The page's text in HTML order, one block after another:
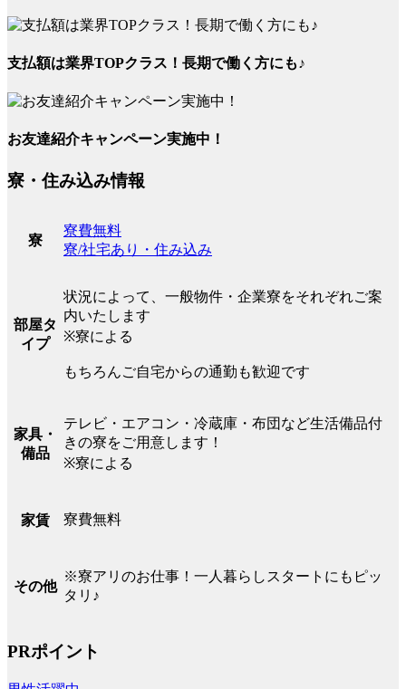
支払額は業界TOPクラス！長期で働く方にも♪
お友達紹介キャンペーン実施中！
寮・住み込み情報
寮
寮費無料
寮/社宅あり・住み込み
部屋タ
イプ
状況によって、一般物件・企業寮をそれぞれご案
内いたします
※寮による
もちろんご自宅からの通勤も歓迎です
家具・
備品
テレビ・エアコン・冷蔵庫・布団など生活備品付
きの寮をご用意します！
※寮による
家賃 寮費無料
その他
※寮アリのお仕事！一人暮らしスタートにもピッ
タリ♪
PRポイント